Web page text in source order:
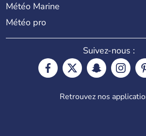
Météo Marine
Météo pro
Suivez-nous :
Retrouvez nos